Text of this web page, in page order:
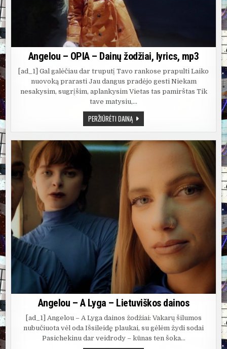
Angelou – OPIA – Dainų žodžiai, lyrics, mp3
[ad_1] Gal galėčiau dar truputį Tavo rankose prapulti Laiko
nuovoką prarasti Jau dangus pradėjo gesti Niekam
nesakysim, sugrįšim, aplankysim Vietas tas pamirštas Tik
tave matysiu,…
PERŽIŪRĖTI DAINĄANGELOU
–
OPIA
–
DAINŲ
ŽODŽIAI,
LYRICS,
Angelou – A Lyga – Lietuviškos dainos
[ad_1] Angelou – A Lyga dainos žodžiai: Vakarų šilumos
nubučiuota vėl oda Išsileidę plaukai, su gėlėm žydi sodai
Pasichekinu dar veidrody – kūnas ten šoka…